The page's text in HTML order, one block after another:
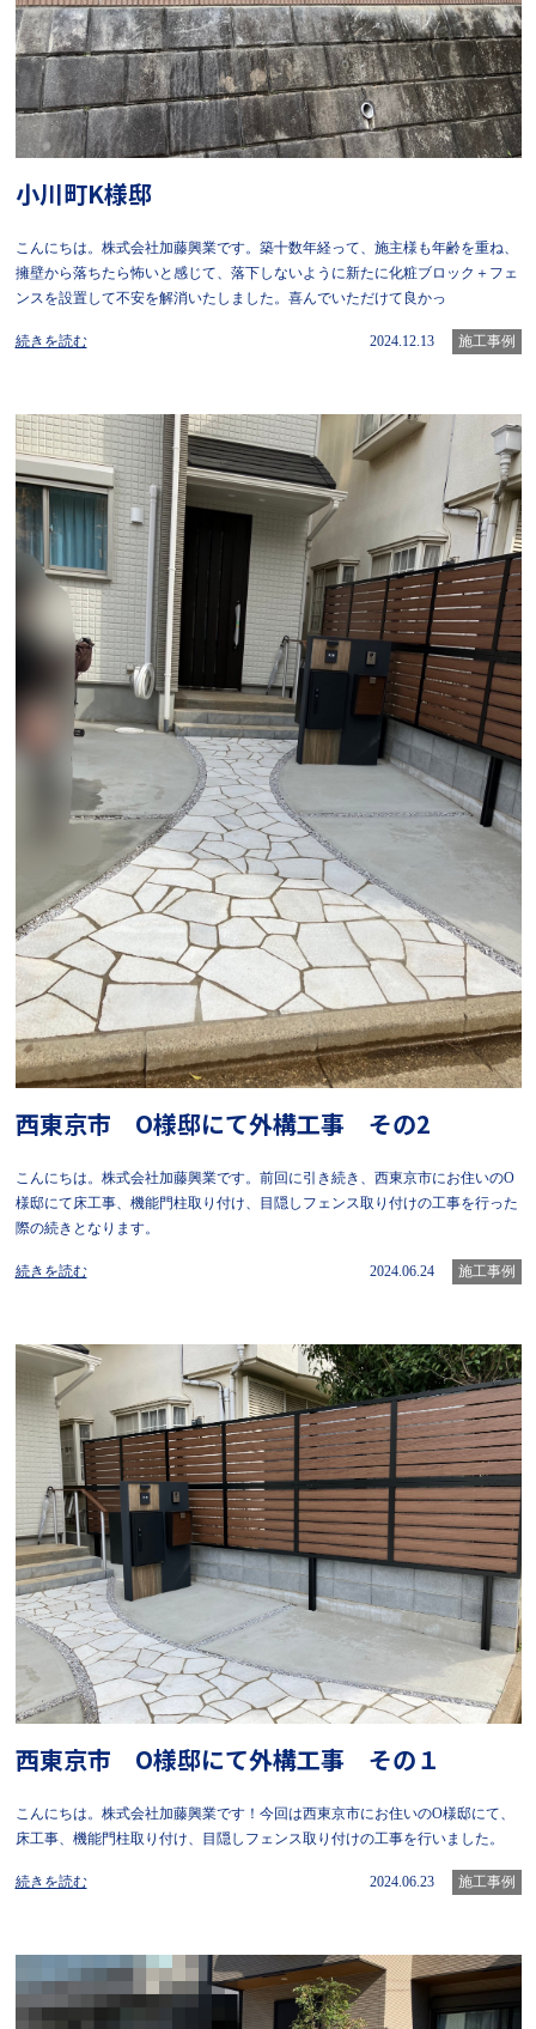
小川町K様邸
こんにちは。株式会社加藤興業です。築十数年経って、施主様も年齢を重ね、
擁壁から落ちたら怖いと感じて、落下しないように新たに化粧ブロック＋フェ
ンスを設置して不安を解消いたしました。喜んでいただけて良かっ
続きを読む 2024.12.13 施工事例
西東京市 O様邸にて外構工事 その2
こんにちは。株式会社加藤興業です。前回に引き続き、西東京市にお住いのO
様邸にて床工事、機能門柱取り付け、目隠しフェンス取り付けの工事を行った
際の続きとなります。
続きを読む 2024.06.24 施工事例
西東京市 O様邸にて外構工事 その１
こんにちは。株式会社加藤興業です！今回は西東京市にお住いのO様邸にて、
床工事、機能門柱取り付け、目隠しフェンス取り付けの工事を行いました。
続きを読む 2024.06.23 施工事例